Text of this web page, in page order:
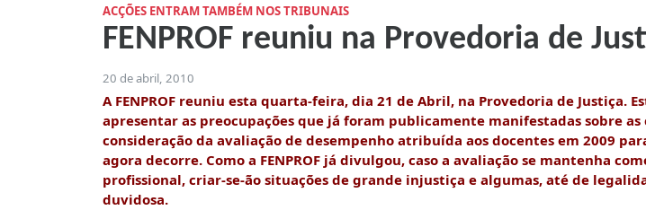
ACÇÕES ENTRAM TAMBÉM NOS TRIBUNAIS
FENPROF reuniu na Provedoria de
20 de abril, 2010
A FENPROF reuniu esta quarta-feira, dia 21 de Abril, na Provedoria de Justiça.
apresentar as preocupações que já foram publicamente manifestadas sobre as
consideração da avaliação de desempenho atribuída aos docentes em 2009
agora decorre. Como a FENPROF já divulgou, caso a avaliação se mantenha
profissional, criar-se-ão situações de grande injustiça e algumas, até de
duvidosa.